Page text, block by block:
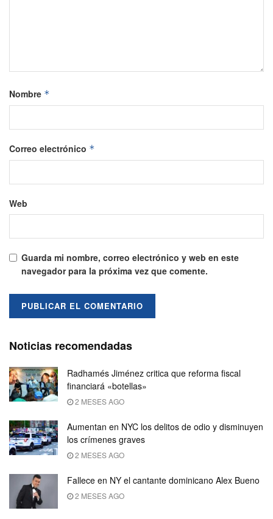
Nombre *
Correo electrónico *
Web
Guarda mi nombre, correo electrónico y web en este
navegador para la próxima vez que comente.
Noticias recomendadas
Radhamés Jiménez critica que reforma fiscal
financiará «botellas»
2 MESES AGO
Aumentan en NYC los delitos de odio y disminuyen
los crímenes graves
2 MESES AGO
Fallece en NY el cantante dominicano Alex Bueno
2 MESES AGO